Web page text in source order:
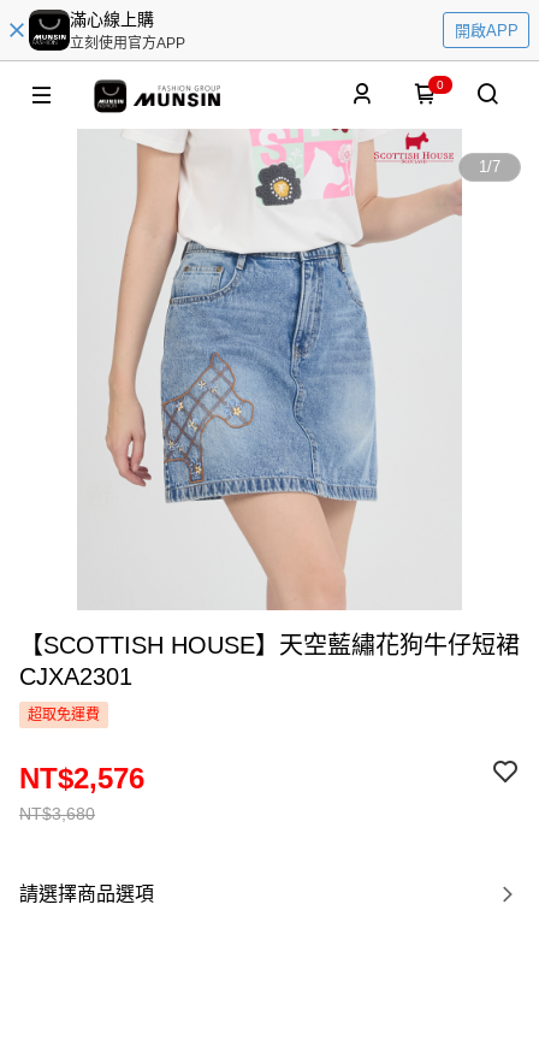
滿心線上購
立刻使用官方APP
開啟APP
0
1/7
【SCOTTISH HOUSE】天空藍繡花狗牛仔短裙
CJXA2301
超取免運費
NT$3,680
NT$2,576
請選擇商品選項